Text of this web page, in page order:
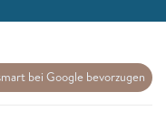
bei Google bevorzugen